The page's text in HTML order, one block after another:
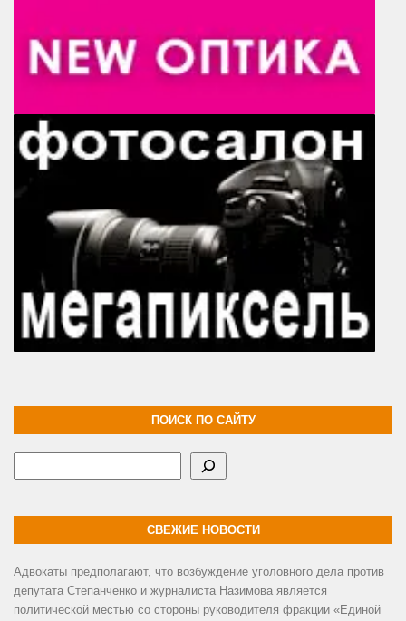
ПОИСК ПО САЙТУ
СВЕЖИЕ НОВОСТИ
Адвокаты предполагают, что возбуждение уголовного дела против
депутата Степанченко и журналиста Назимова является
политической местью со стороны руководителя фракции «Единой